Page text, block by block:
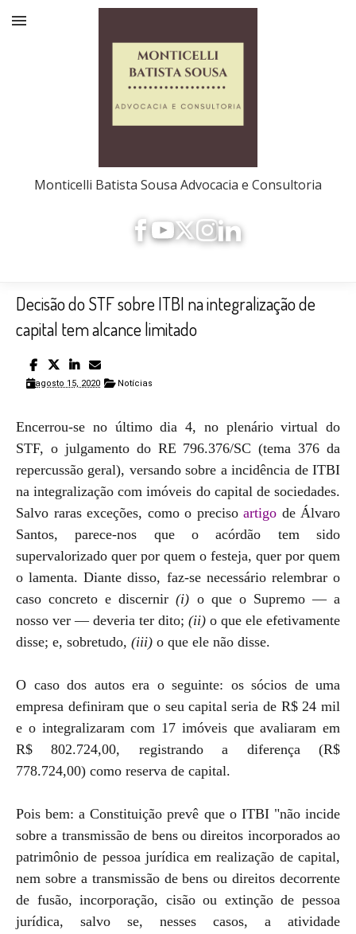
Monticelli Batista Sousa Advocacia e Consultoria
Decisão do STF sobre ITBI na integralização de
capital tem alcance limitado
agosto 15, 2020 Notícias
Encerrou-se no último dia 4, no plenário virtual do
STF, o julgamento do RE 796.376/SC (tema 376 da
repercussão geral), versando sobre a incidência de ITBI
na integralização com imóveis do capital de sociedades.
Salvo raras exceções, como o preciso artigo de Álvaro
Santos, parece-nos que o acórdão tem sido
supervalorizado quer por quem o festeja, quer por quem
o lamenta. Diante disso, faz-se necessário relembrar o
caso concreto e discernir (i) o que o Supremo — a
nosso ver — deveria ter dito; (ii) o que ele efetivamente
disse; e, sobretudo, (iii) o que ele não disse.
O caso dos autos era o seguinte: os sócios de uma
empresa definiram que o seu capital seria de R$ 24 mil
e o integralizaram com 17 imóveis que avaliaram em
R$ 802.724,00, registrando a diferença (R$
778.724,00) como reserva de capital.
Pois bem: a Constituição prevê que o ITBI "não incide
sobre a transmissão de bens ou direitos incorporados ao
patrimônio de pessoa jurídica em realização de capital,
nem sobre a transmissão de bens ou direitos decorrente
de fusão, incorporação, cisão ou extinção de pessoa
jurídica, salvo se, nesses casos, a atividade